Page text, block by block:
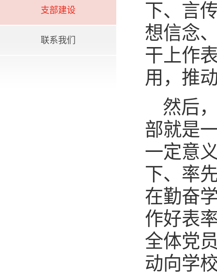
支部建设
联系我们
下、言
想信念
干上作
用，推
然后
部就是
一定意
下、率
在勤奋
作好表
全体党
动向学